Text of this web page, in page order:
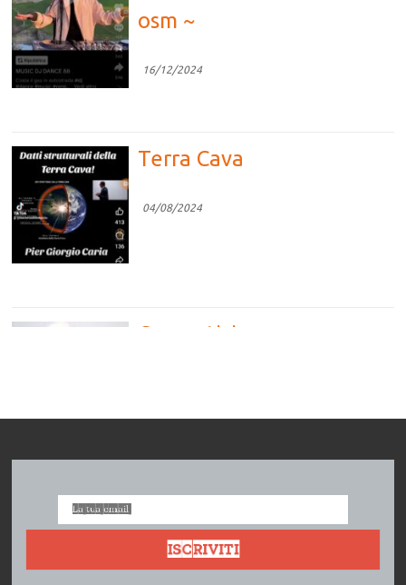
osm ~
16/12/2024
Terra Cava
04/08/2024
Competizione vs
L’impresa cooperativa. Intervista a
Vera Zamagni